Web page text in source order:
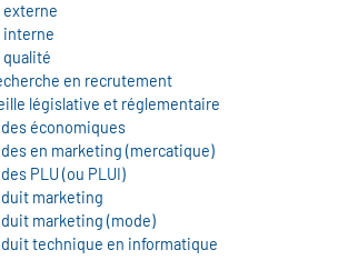
en recrutement
législative et réglementaire
économiques
en marketing (mercatique)
PLU (ou PLUI)
marketing
marketing (mode)
technique en informatique